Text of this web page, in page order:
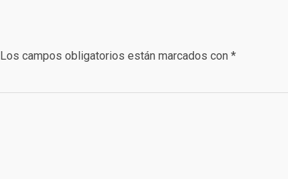
Los campos obligatorios están marcados con *